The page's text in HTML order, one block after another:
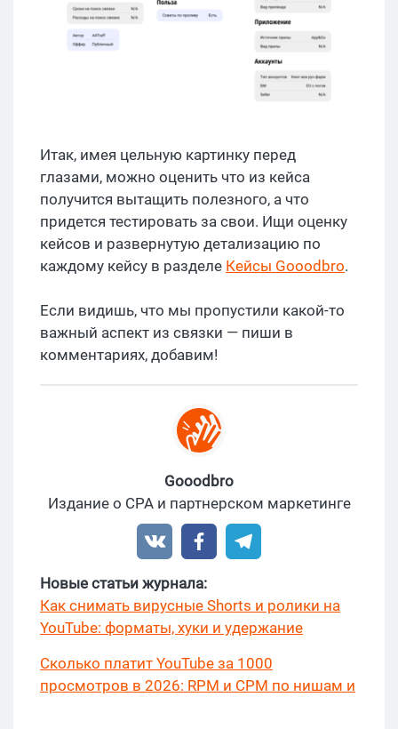
Итак, имея цельную картинку перед
глазами, можно оценить что из кейса
получится вытащить полезного, а что
придется тестировать за свои. Ищи оценку
кейсов и развернутую детализацию по
каждому кейсу в разделе Кейсы Gooodbro.
Если видишь, что мы пропустили какой-то
важный аспект из связки — пиши в
комментариях, добавим!
Gooodbro
Издание о CPA и партнерском маркетинге
Новые статьи журнала:
Как снимать вирусные Shorts и ролики на
YouTube: форматы, хуки и удержание
Сколько платит YouTube за 1000
просмотров в 2026: RPM и CPM по нишам и